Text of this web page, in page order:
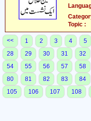
Topic :
<< 1 2 3 4 5
28
29 30 31 32
54
55 56 57 58
80
81 82 83 84
105
106 107 108